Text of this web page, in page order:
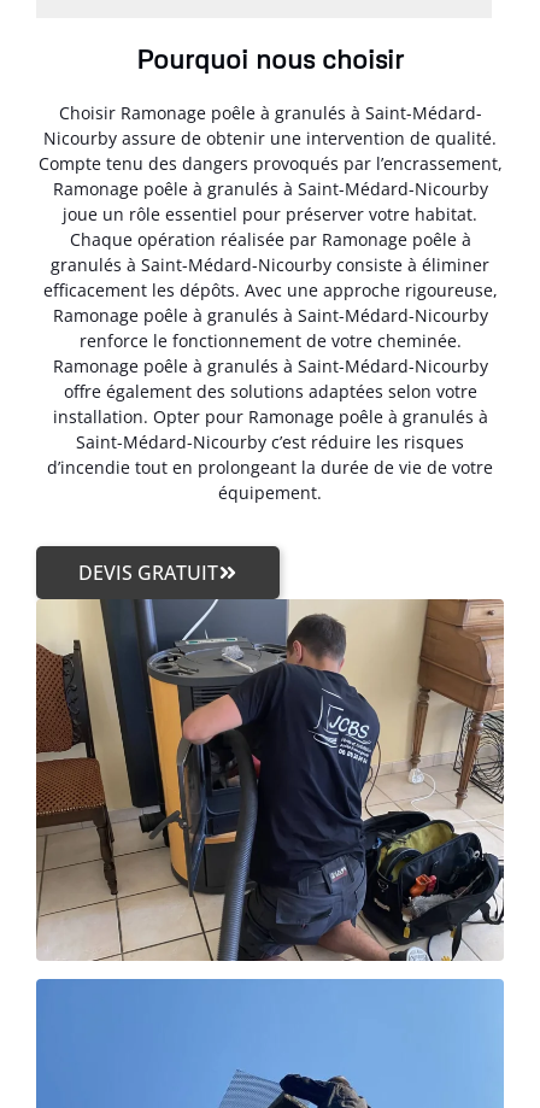
Pourquoi nous choisir
Choisir Ramonage poêle à granulés à Saint-Médard-
Nicourby assure de obtenir une intervention de qualité.
Compte tenu des dangers provoqués par l’encrassement,
Ramonage poêle à granulés à Saint-Médard-Nicourby
joue un rôle essentiel pour préserver votre habitat.
Chaque opération réalisée par Ramonage poêle à
granulés à Saint-Médard-Nicourby consiste à éliminer
efficacement les dépôts. Avec une approche rigoureuse,
Ramonage poêle à granulés à Saint-Médard-Nicourby
renforce le fonctionnement de votre cheminée.
Ramonage poêle à granulés à Saint-Médard-Nicourby
offre également des solutions adaptées selon votre
installation. Opter pour Ramonage poêle à granulés à
Saint-Médard-Nicourby c’est réduire les risques
d’incendie tout en prolongeant la durée de vie de votre
équipement.
DEVIS GRATUIT